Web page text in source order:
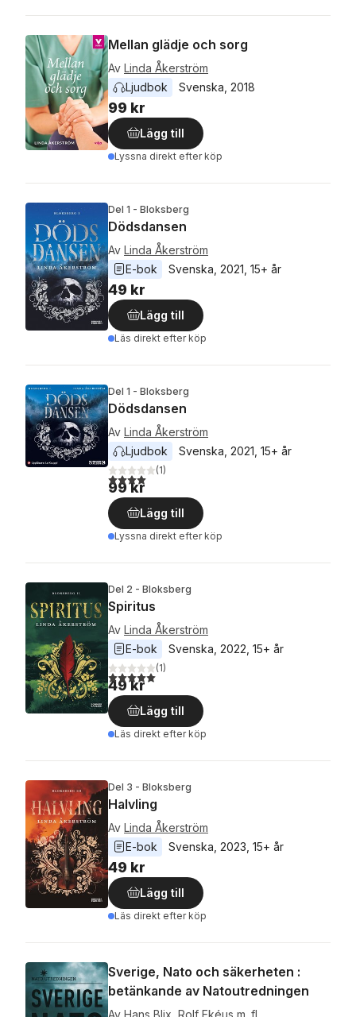
Mellan glädje och sorg
Av Linda Åkerström
Ljudbok
Svenska 2018
99 kr
Lägg till
Lyssna direkt efter köp
Del 1 - Bloksberg
Dödsdansen
Av Linda Åkerström
E-bok
Svenska 2021 15+ år
49 kr
Lägg till
Läs direkt efter köp
Del 1 - Bloksberg
Dödsdansen
Av Linda Åkerström
Ljudbok
Svenska 2021 15+ år
4,0utav 5 stjärnor. Totalt antal röster:
(1)
99 kr
Lägg till
Lyssna direkt efter köp
Del 2 - Bloksberg
Spiritus
Av Linda Åkerström
E-bok
Svenska 2022 15+ år
5,0utav 5 stjärnor. Totalt antal röster:
(1)
49 kr
Lägg till
Läs direkt efter köp
Del 3 - Bloksberg
Halvling
Av Linda Åkerström
E-bok
Svenska 2023 15+ år
49 kr
Lägg till
Läs direkt efter köp
Sverige, Nato och säkerheten :
betänkande av Natoutredningen
Av Hans Blix Rolf Ekéus m. fl.